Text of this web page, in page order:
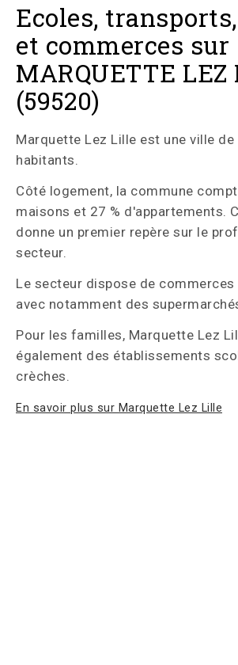
Ecoles,
et commerces sur
MARQUETTE LEZ
(59520)
Marquette Lez Lille est une ville de
habitants.
Côté logement, la commune
maisons et 27 % d'appartements.
donne un premier repère sur le
secteur.
Le secteur dispose de
avec notamment des
Pour les familles, Marquette Lez
également des établissements
crèches.
En savoir plus sur Marquette Lez Lille